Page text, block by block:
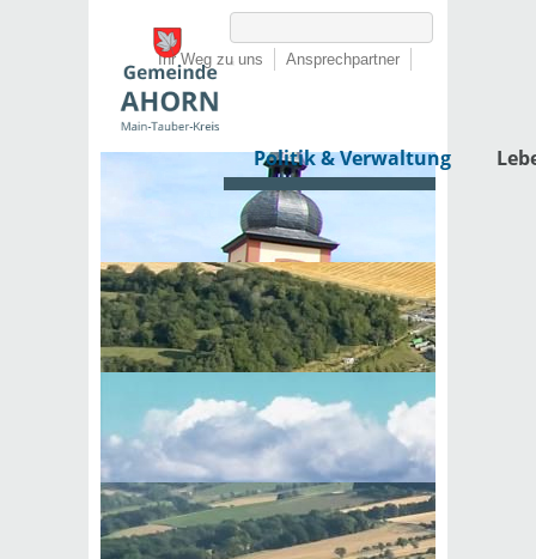
Ihr Weg zu uns Ansprechpartner
Politik & Verwaltung
Startseite › Politik & Verwaltung› Rathaus›
Dienstleistungen von A-Z
Seite empfehlen